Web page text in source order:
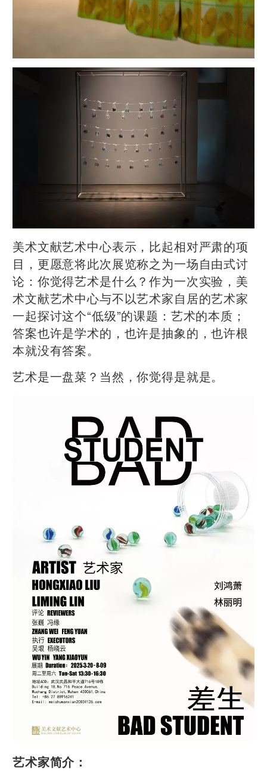
美术文献艺术中心表示，比起相对严肃的项
目，更愿意将此次展览称之为一场自由式讨
论：你觉得艺术是什么？作为一次实验，美
术文献艺术中心与不以艺术家自居的艺术家
一起探讨这个“低级”的课题：艺术的本质；
答案也许是学术的，也许是抽象的，也许根
本就没有答案。
艺术是一盘菜？当然，你觉得是就是。
艺术家简介：